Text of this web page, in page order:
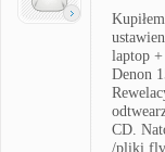
laptop
Denon
CD.
/pliki